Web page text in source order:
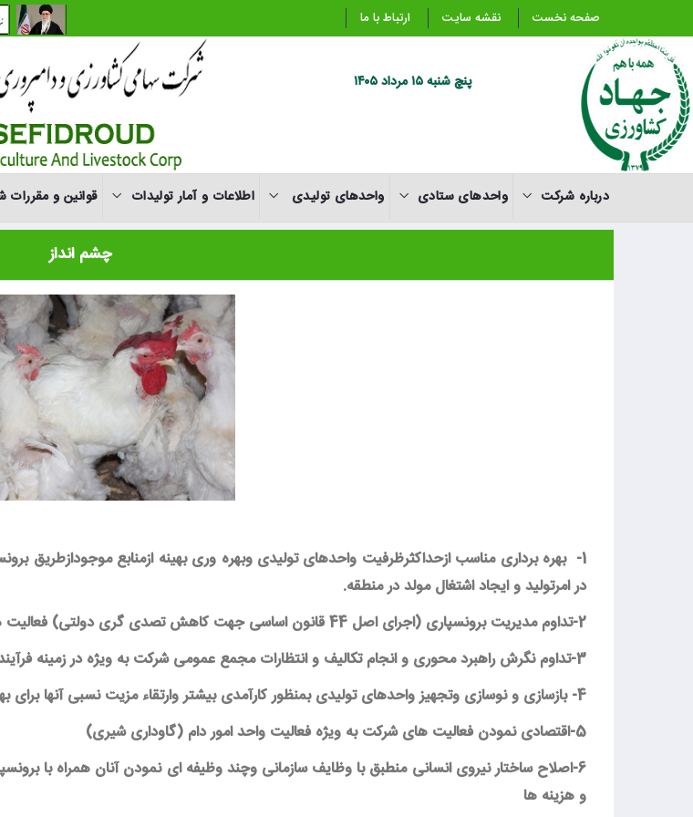
صفحه نخست نقشه سایت ارتباط با ما
پنچ شنبه ۱۵ مرداد ۱۴۰۵
درباره شرکت واحدهای ستادی واحدهای تولیدی اطلاعات و آمار تولیدات قوانین و
چشم انداز
1-
بهره برداری مناسب ازحداکثرظرفیت واحدهای تولیدی وبهره وری بهینه ازمنابع موجودازطریق
در امرتولید و ایجاد اشتغال مولد در منطقه.
2-تداوم مدیریت برونسپاری (اجرای اصل 44 قانون اساسی جهت کاهش تصدی گری دولتی) فعالیت ها بمنظور چابک سازی
3-تداوم نگرش راهبرد محوری و انجام تکالیف و انتظارات مجمع عمومی شرکت به ویژه در زمینه فرآیند تولید و اشتغالزایی و عدم وقفه در وظایف محوله
4- بازسازی و نوسازی وتجهیز واحدهای تولیدی بمنظور کارآمدی بیشتر وارتقاء مزیت نسبی آنها برای بهبود واستمرار سوددهی عملیاتی
5-اقتصادی نمودن فعالیت های شرکت به ویژه فعالیت واحد امور دام (گاوداری شیری)
6-اصلاح ساختار نیروی انسانی منطبق با وظایف سازمانی وچند وظیفه ای نمودن آنان همراه با
و هزینه ها